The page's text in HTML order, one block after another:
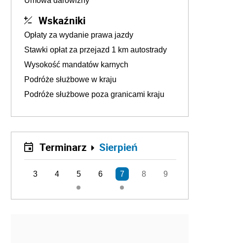
Wskaźniki
Opłaty za wydanie prawa jazdy
Stawki opłat za przejazd 1 km autostrady
Wysokość mandatów karnych
Podróże służbowe w kraju
Podróże służbowe poza granicami kraju
Terminarz Sierpień
3 4 5 6 7 8 9